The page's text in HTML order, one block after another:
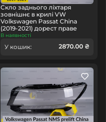
Скло заднього ліхтаря
зовнішнє в крилі VW
Volkswagen Passat China
(2019-2021) дорест праве
В наявності
У кошик: 2870.00 ₴